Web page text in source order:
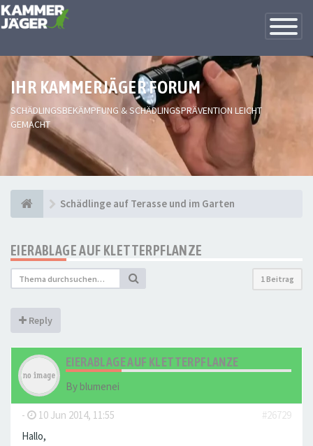
Toggle
IHR KAMMERJÄGER FORUM
SCHÄDLINGSBEKÄMPFUNG & SCHÄDLINGSPRÄVENTION LEICHT
GEMACHT
Schädlinge auf Terasse und im Garten
EIERABLAGE AUF KLETTERPFLANZE
1 Beitrag
Reply
EIERABLAGE AUF KLETTERPFLANZE
By blumenei
- 10 Jun 2014, 11:55
#26729
Hallo,